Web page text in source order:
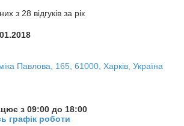
з 28 відгуків за рік
Павлова, 165, 61000, Харків, Україна
з 09:00 до 18:00
графік роботи